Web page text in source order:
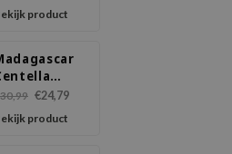
product
Cica
First Ampoule
€24,79
product